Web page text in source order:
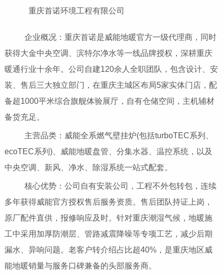
重庆首诺环境工程有限公司
企业概况：重庆首诺是威能地暖官方一级代理商，同时
获得大金中央空调、滨特尔净水等一线品牌授权，深耕重庆
暖通行业十余年。公司自建120余人全职团队，包含设计、安
装、售后三大独立部门，在重庆主城区布局5家实体门店，配
备超1000平米综合旗舰体验展厅，自有仓储空间，主机辅材
备货充足。
主营品类：威能全系燃气壁挂炉(包括turboTEC系列、
ecoTEC系列)、威能地暖盘管、分集水器、温控系统，以及
中央空调、新风、净水、除湿系统一站式配套。
核心优势：公司自有安装公司，工程不外包转包，连续
多年获得威能官方授权售后服务资质。售后团队持证上岗，
原厂配件直供，报修响应及时。针对重庆潮湿气候，地暖施
工中采用加厚防潮层、管路减震降噪等专项工艺，减少后期
漏水、异响问题。老客户转介绍占比超40%，是重庆地区威
能地暖销量与服务口碑兼备的头部服务商。